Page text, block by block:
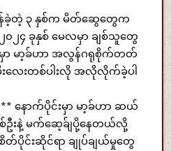
န်ခဲ့တဲ့ ၃ နှစ်က မိတ်ဆွေတွေက
၀၂၄ ခုနှစ် မေလမှာ ချစ်သူတွေ
မှာ မာ့ခ်ဟာ အလွန်ဂရုစိုက်တတ်
းလေးတစ်ပါးလို အလိုလိုက်ခဲ့ပါ
နောက်ပိုင်းမှာ မာ့ခ်ဟာ ဆယ်
ဦးနဲ့ မက်ဆေ့ခ်ျပို့နေတယ်လို့
ပိုင်းဆိုင်ရာ ချုပ်ချယ်မှုတွေ